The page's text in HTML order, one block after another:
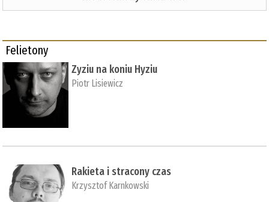
Felietony
Zyziu na koniu Hyziu
Piotr Lisiewicz
Rakieta i stracony czas
Krzysztof Karnkowski